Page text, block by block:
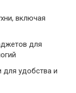
включая
для
для удобства и